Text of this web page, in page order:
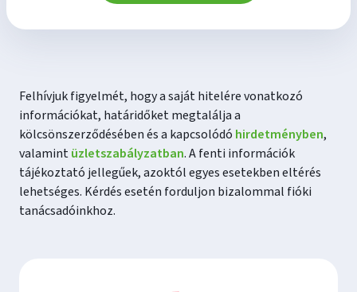
Felhívjuk figyelmét, hogy a saját hitelére vonatkozó
információkat, határidőket megtalálja a
kölcsönszerződésében és a kapcsolódó hirdetményben,
valamintüzletszabályzatban. A fenti információk
tájékoztató jellegűek, azoktól egyes esetekben eltérés
lehetséges. Kérdés esetén forduljon bizalommal fióki
tanácsadóinkhoz.